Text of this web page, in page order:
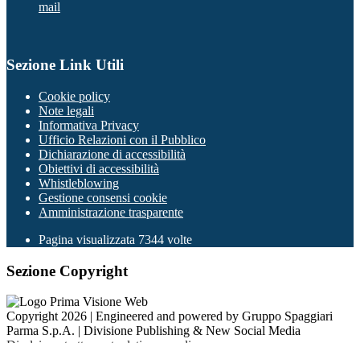
mail
Sezione Link Utili
Cookie policy
Note legali
Informativa Privacy
Ufficio Relazioni con il Pubblico
Dichiarazione di accessibilità
Obiettivi di accessibilità
Whistleblowing
Gestione consensi cookie
Amministrazione trasparente
Pagina visualizzata 7344 volte
Sezione Copyright
Copyright 2026 | Engineered and powered by Gruppo Spaggiari
Parma S.p.A. | Divisione Publishing & New Social Media